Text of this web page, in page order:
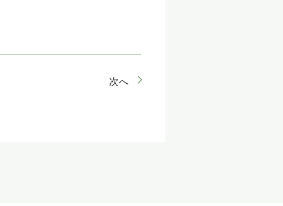
次へ